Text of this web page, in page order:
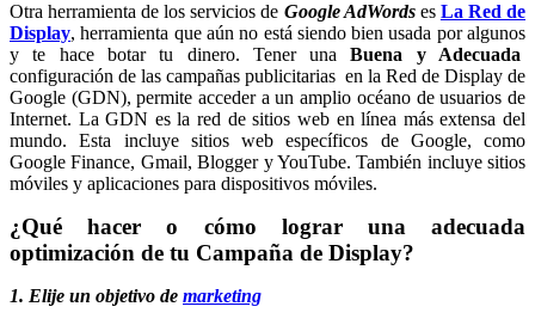
Otra herramienta de los servicios de Google AdWords es La Red de
Display, herramienta que aún no está siendo bien usada por algunos
y te hace botar tu dinero. Tener una Buena y Adecuada
configuración de las campañas publicitarias en la Red de Display de
Google (GDN), permite acceder a un amplio océano de usuarios de
Internet. La GDN es la red de sitios web en línea más extensa del
mundo. Esta incluye sitios web específicos de Google, como
Google Finance, Gmail, Blogger y YouTube. También incluye sitios
móviles y aplicaciones para dispositivos móviles.
¿Qué hacer o cómo lograr una adecuada
optimización de tu Campaña de Display?
1. Elije un objetivo de marketing